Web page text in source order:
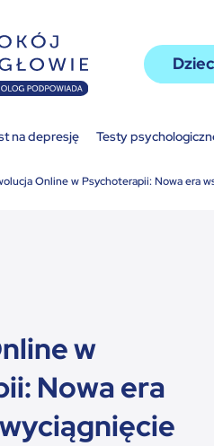
na depresję Testy
Online w Psychoterapii: Nowa era
w
Nowa era